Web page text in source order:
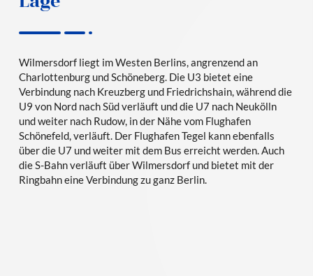
Wilmersdorf liegt im Westen Berlins, angrenzend an
Charlottenburg und Schöneberg. Die U3 bietet eine
Verbindung nach Kreuzberg und Friedrichshain, während die
U9 von Nord nach Süd verläuft und die U7 nach Neukölln
und weiter nach Rudow, in der Nähe vom Flughafen
Schönefeld, verläuft. Der Flughafen Tegel kann ebenfalls
über die U7 und weiter mit dem Bus erreicht werden. Auch
die S-Bahn verläuft über Wilmersdorf und bietet mit der
Ringbahn eine Verbindung zu ganz Berlin.